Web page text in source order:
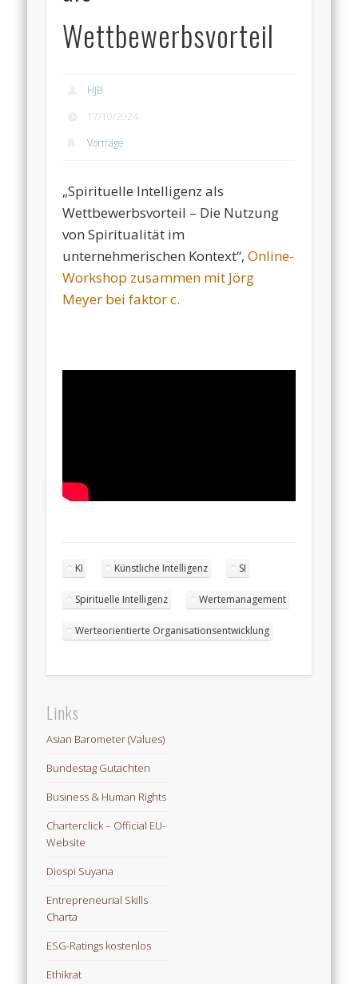
Wettbewerbsvorteil
HJB
17/10/2024
Vorträge
„Spirituelle Intelligenz als
Wettbewerbsvorteil – Die Nutzung
von Spiritualität im
unternehmerischen Kontext“,Online-
Workshop zusammen mit Jörg
Meyer bei faktor c.
KI Künstliche Intelligenz SI
Spirituelle Intelligenz Wertemanagement
Werteorientierte Organisationsentwicklung
Links
Asian Barometer (Values)
Bundestag Gutachten
Business & Human Rights
Charterclick – Official EU-
Website
Diospi Suyana
Entrepreneurial Skills
Charta
ESG-Ratings kostenlos
Ethikrat